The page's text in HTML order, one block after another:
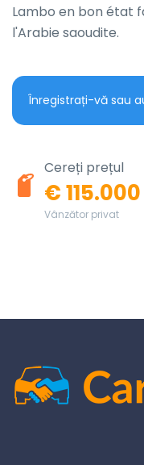
Lambo en bon état
l'Arabie saoudite.
Înregistrați-vă sau
Cereți prețul
€ 115.000
Vânzător privat